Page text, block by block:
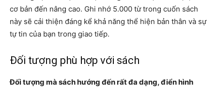
cơ bản đến nâng cao. Ghi nhớ 5.000 từ trong cuốn sách
này sẽ cải thiện đáng kể khả năng thể hiện bản thân và sự
tự tin của bạn trong giao tiếp.
Đối tượng phù hợp với sách
Đối tượng mà sách hướng đến rất đa dạng, điển hình